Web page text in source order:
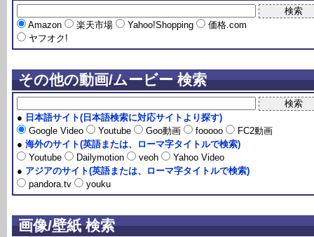
Amazon 楽天市場 Yahoo!Shopping
価格.com
ヤフオク!
その他の動画/ムービー 検索
● 日本語サイト(日本語検索に対応サイトより探す)
Google Video
Youtube Goo動画 fooooo
FC2動画
● 海外のサイト(英語または、ローマ字タイトルで検索)
Youtube
Dailymotion veoh
Yahoo Video
● アジアのサイト(英語または、ローマ字タイトルで検索)
pandora.tv
youku
画像/壁紙 検索